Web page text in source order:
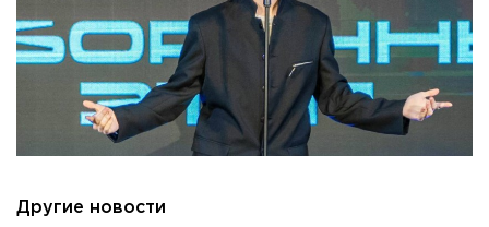
Другие новости